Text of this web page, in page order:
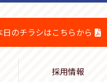
日のチラシはこちらから
採用情報